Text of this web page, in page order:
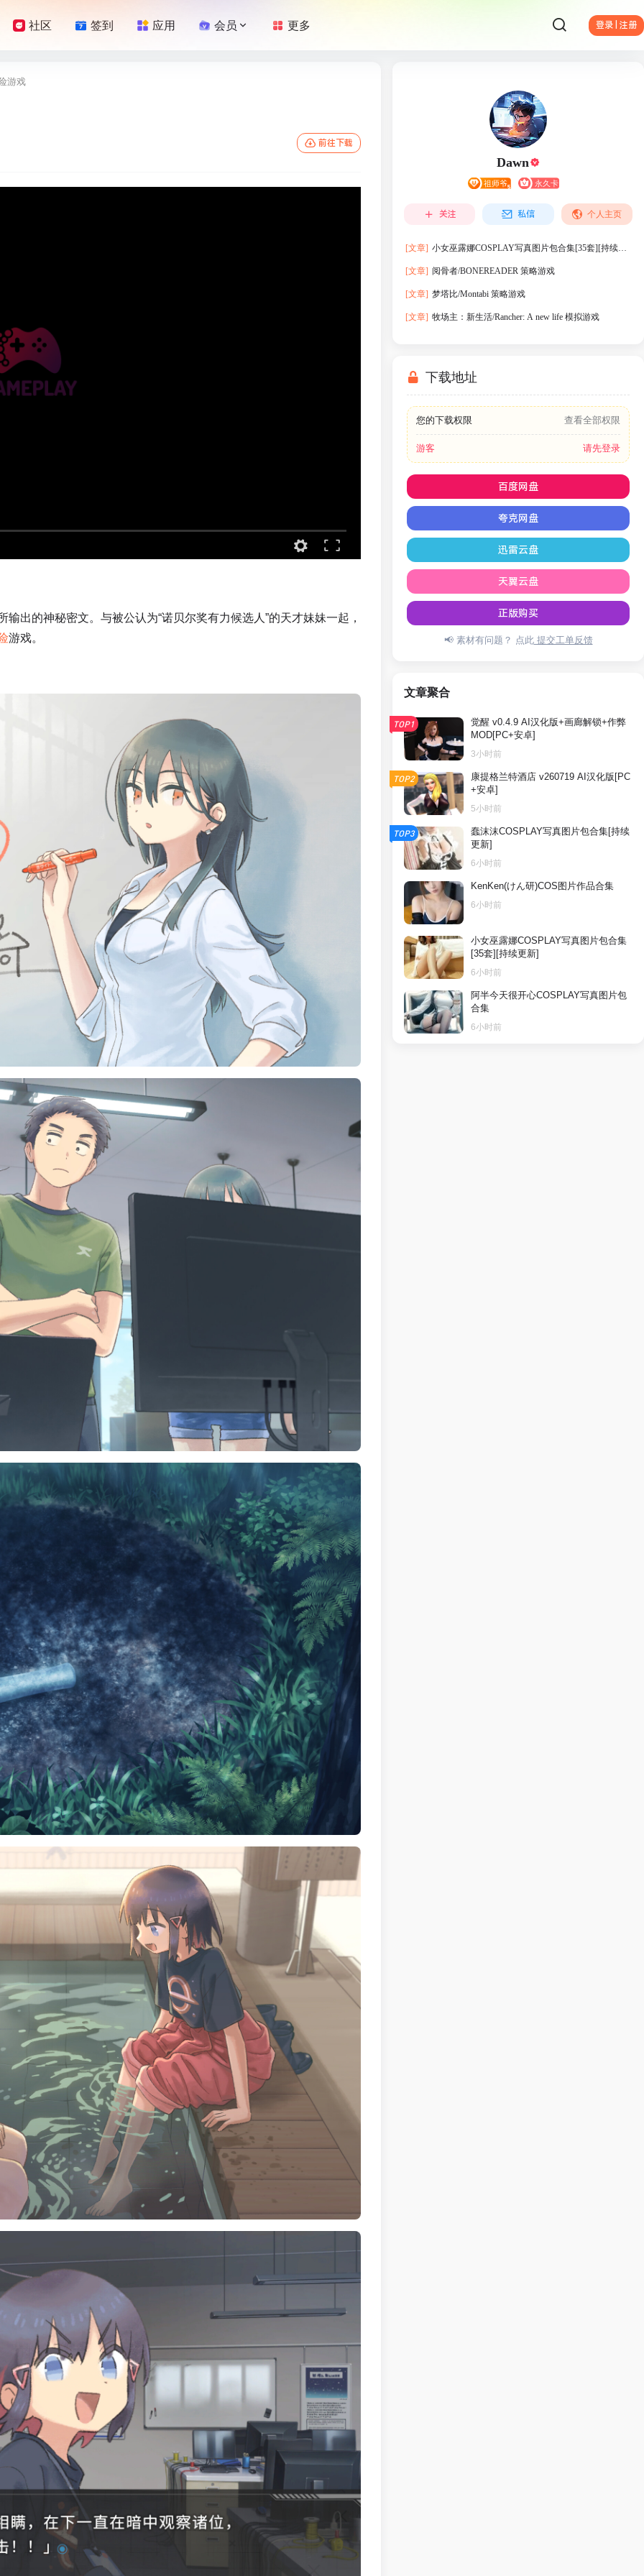
登录 | 注册
社区 签到 应用 会员 更多
游戏
前往下载
出的神秘密文。与被公认为“诺贝尔奖有力候选人”的天才妹妹一起，
游戏。
Dawn
关注 私信 个人主页
[文章] 小女巫露娜COSPLAY写真图片包合集[35套][持续更
[文章] 阅骨者/BONEREADER 策略游戏
[文章] 梦塔比/Montabi 策略游戏
[文章] 牧场主：新生活/Rancher: A new life 模拟游戏
下载地址
您的下载权限 查看全部权限
游客 请先登录
百度网盘
夸克网盘
迅雷云盘
天翼云盘
正版购买
📢 素材有问题？ 点此提交工单反馈
文章聚合
TOP1
觉醒 v0.4.9 AI汉化版+画廊解锁+作弊
MOD[PC+安卓]
3小时前
TOP2
康提格兰特酒店 v260719 AI汉化版[PC
+安卓]
5小时前
TOP3
蠢沫沫COSPLAY写真图片包合集[持续
更新]
6小时前
KenKen(けん研)COS图片作品合集
6小时前
小女巫露娜COSPLAY写真图片包合集
[35套][持续更新]
6小时前
阿半今天很开心COSPLAY写真图片包
合集
6小时前